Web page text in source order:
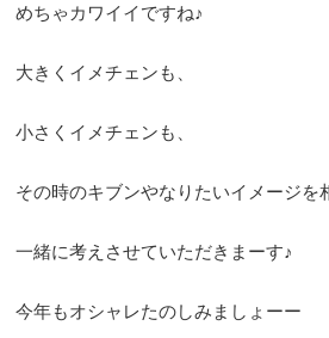
めちゃカワイイですね♪
大きくイメチェンも、
小さくイメチェンも、
その時のキブンやなりたいイメージを
一緒に考えさせていただきまーす♪
今年もオシャレたのしみましょーー